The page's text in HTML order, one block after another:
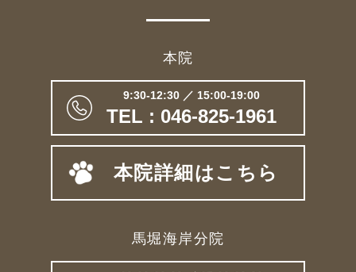
本院
9:30-12:30 ／ 15:00-19:00
TEL : 046-825-1961
本院詳細はこちら
馬堀海岸分院